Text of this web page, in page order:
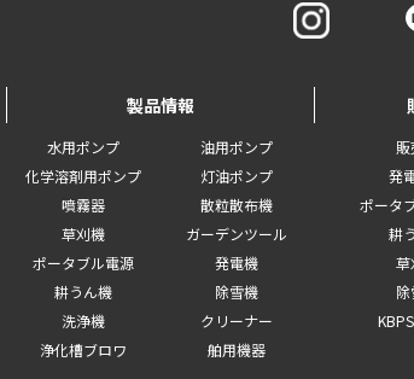
製品情報
水用ポンプ
油用ポンプ
化学溶剤用ポンプ
灯油ポンプ
噴霧器
散粒散布機
草刈機
ガーデンツール
ポータブル電源
発電機
耕うん機
除雪機
洗浄機
クリーナー
浄化槽ブロワ
舶用機器
発
ポータ
耕
草